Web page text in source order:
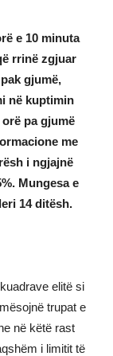
e 10 minuta
rrinë zgjuar
gjumë,
në kuptimin
pa gjumë
me
i ngjajnë
Mungesa e
14 ditësh.
elitë si
trupat e
në këtë rast
i limitit të